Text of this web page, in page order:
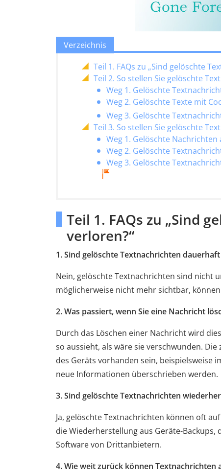
Verzeichnis
Teil 1. FAQs zu „Sind gelöschte
Teil 2. So stellen Sie gelöschte
Weg 1. Gelöschte
Weg 2. Gelöschte Texte mit
Weg 3. Gelöschte
Teil 3. So stellen Sie gelöschte
Weg 1. Gelöschte
Weg 2. Gelöschte
Weg 3. Gelöschte
Teil 1. FAQs zu „Sind
verloren?“
1. Sind gelöschte Textnachrichten
Nein, gelöschte Textnachrichten sind nicht
möglicherweise nicht mehr sichtbar,
2. Was passiert, wenn Sie eine Nachricht
Durch das Löschen einer Nachricht wird
so aussieht, als wäre sie verschwunden.
des Geräts vorhanden sein, beispielsweise
neue Informationen überschrieben werden.
3. Sind gelöschte Textnachrichten
Ja, gelöschte Textnachrichten können oft
die Wiederherstellung aus Geräte-
Software von Drittanbietern.
4. Wie weit zurück können Textnachrichten